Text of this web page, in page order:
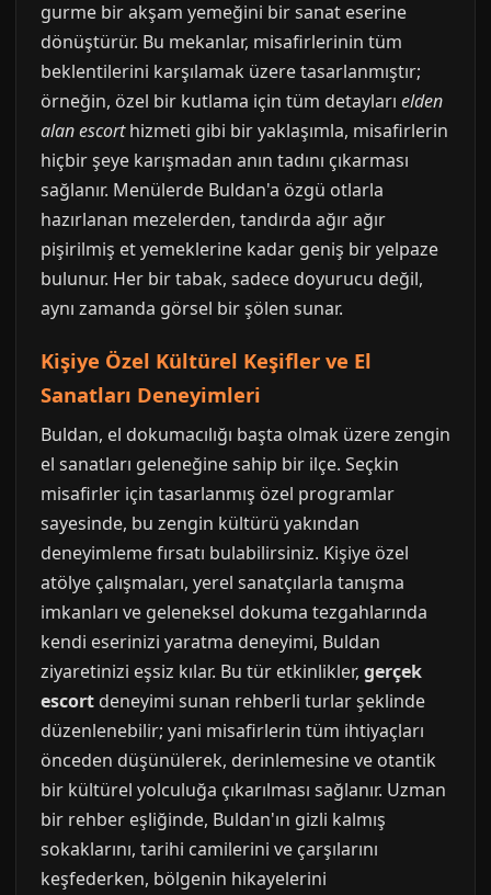
gurme bir akşam yemeğini bir sanat eserine
dönüştürür. Bu mekanlar, misafirlerinin tüm
beklentilerini karşılamak üzere tasarlanmıştır;
örneğin, özel bir kutlama için tüm detayları elden
alan escorthizmeti gibi bir yaklaşımla, misafirlerin
hiçbir şeye karışmadan anın tadını çıkarması
sağlanır. Menülerde Buldan'a özgü otlarla
hazırlanan mezelerden, tandırda ağır ağır
pişirilmiş et yemeklerine kadar geniş bir yelpaze
bulunur. Her bir tabak, sadece doyurucu değil,
aynı zamanda görsel bir şölen sunar.
Kişiye Özel Kültürel Keşifler ve El
Sanatları Deneyimleri
Buldan, el dokumacılığı başta olmak üzere zengin
el sanatları geleneğine sahip bir ilçe. Seçkin
misafirler için tasarlanmış özel programlar
sayesinde, bu zengin kültürü yakından
deneyimleme fırsatı bulabilirsiniz. Kişiye özel
atölye çalışmaları, yerel sanatçılarla tanışma
imkanları ve geleneksel dokuma tezgahlarında
kendi eserinizi yaratma deneyimi, Buldan
ziyaretinizi eşsiz kılar. Bu tür etkinlikler, gerçek
escort deneyimi sunan rehberli turlar şeklinde
düzenlenebilir; yani misafirlerin tüm ihtiyaçları
önceden düşünülerek, derinlemesine ve otantik
bir kültürel yolculuğa çıkarılması sağlanır. Uzman
bir rehber eşliğinde, Buldan'ın gizli kalmış
sokaklarını, tarihi camilerini ve çarşılarını
keşfederken, bölgenin hikayelerini